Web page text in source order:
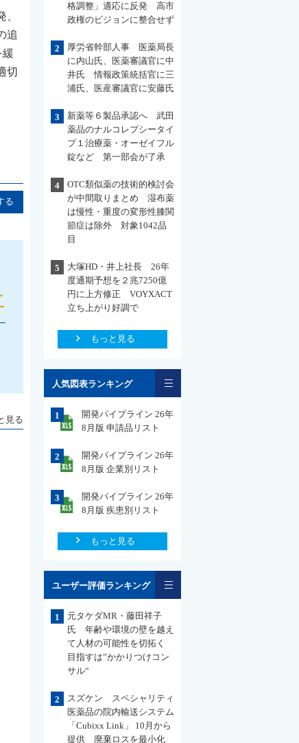
追
緩
切
る
見る
格調整」適応に反発 高市
政権のビジョンに整合せず
2
厚労省幹部人事 医薬局長
に内山氏、医薬審議官に中
井氏 情報政策統括官に三
浦氏、医産審議官に安藤氏
3
新薬等６製品承認へ 武田
薬品のナルコレプシータイ
プ１治療薬・オーゼイフル
錠など 第一部会が了承
4
OTC類似薬の技術的検討会
が中間取りまとめ 湿布薬
は慢性・重度の変形性膝関
節症は除外 対象1042品
目
5
大塚HD・井上社長 26年
度通期予想を２兆7250億
円に上方修正 VOYXACT
立ち上がり好調で
もっと見る
人気図表ランキング
1
開発パイプライン 26年
8月版 申請品リスト
2
開発パイプライン 26年
8月版 企業別リスト
3
開発パイプライン 26年
8月版 疾患別リスト
もっと見る
ユーザー評価ランキング
1
元タケダMR・藤田祥子
氏 年齢や環境の壁を越え
て人材の可能性を切拓く
目指すは”かかりつけコン
サル“
2
スズケン スペシャリティ
医薬品の院内輸送システム
「Cubixx Link」 10月から
提供 廃棄ロスを最小化